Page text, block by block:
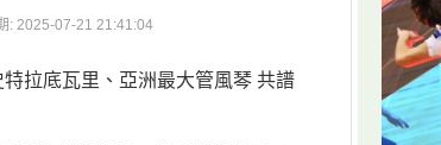
: 2025-07-21 21:41:04
拉底瓦里、亞洲最大管風琴 共譜